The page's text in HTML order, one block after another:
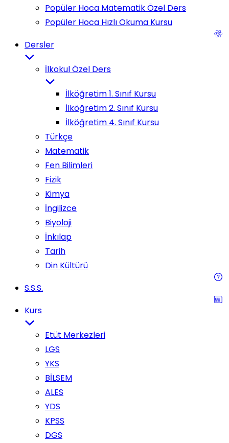
Popüler Hoca Matematik Özel Ders
Popüler Hoca Hızlı Okuma Kursu
Dersler
İlkokul Özel Ders
İlköğretim 1. Sınıf Kursu
İlköğretim 2. Sınıf Kursu
İlköğretim 4. Sınıf Kursu
Türkçe
Matematik
Fen Bilimleri
Fizik
Kimya
İngilizce
Biyoloji
İnkılap
Tarih
Din Kültürü
S.S.S.
Kurs
Etüt Merkezleri
LGS
YKS
BİLSEM
ALES
YDS
KPSS
DGS